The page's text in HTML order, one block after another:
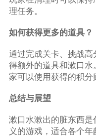
理任务。
如何获得更多的道具？
通过完成关卡、挑战
得额外的道具和漱口
家可以使用获得的积分
总结与展望
漱口水漱出的脏东西
义的游戏，适合各个